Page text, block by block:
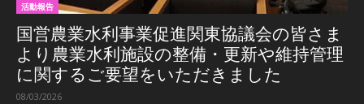
活動報告
国営農業水利事業促進関東協議会の皆さま
より農業水利施設の整備・更新や維持管理
に関するご要望をいただきました
08/03/2026